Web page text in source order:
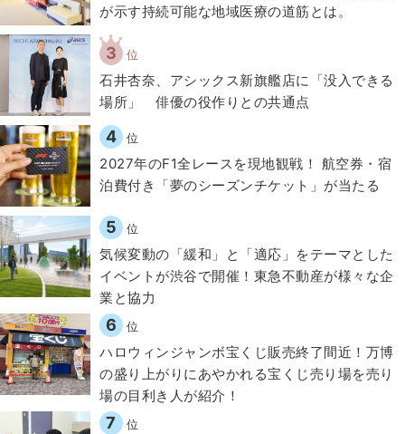
が示す持続可能な地域医療の道筋とは。
3 位
石井杏奈、アシックス新旗艦店に「没入できる
場所」 俳優の役作りとの共通点
4 位
2027年のF1全レースを現地観戦！ 航空券・宿
泊費付き「夢のシーズンチケット」が当たる
5 位
気候変動の「緩和」と「適応」をテーマとした
イベントが渋谷で開催！東急不動産が様々な企
業と協力
6 位
ハロウィンジャンボ宝くじ販売終了間近！万博
の盛り上がりにあやかれる宝くじ売り場を売り
場の目利き人が紹介！
7 位